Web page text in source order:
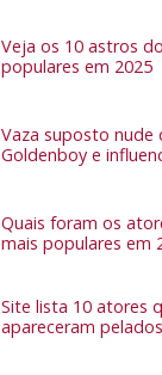
Veja os 10 astros
populares em 2025
Vaza suposto nude
Goldenboy e
Quais foram os
mais populares em
Site lista 10 atores
apareceram